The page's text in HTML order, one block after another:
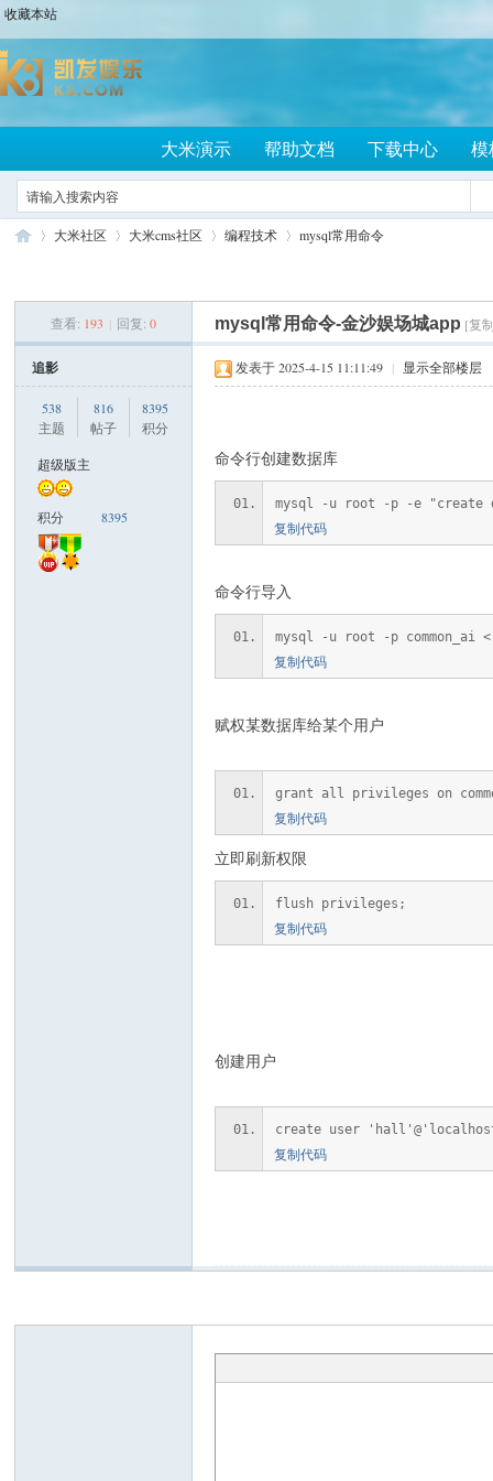
收藏本站
大米演示 帮助文档 下载中心 模
大米社区 大米cms社区 编程技术
›
mysql常用命令
查看: 193 回复: 0 mysql常用命令-金沙娱场城app [复
追影
538
主题
816
帖子
8395
积分
超级版主
积分 8395
发表于 2025-4-15 11:11:49 | 显示全部楼层
命令行创建数据库
mysql -u root -p -e "create
复制代码
命令行导入
mysql -u root -p common_ai
复制代码
赋权某数据库给某个用户
grant all privileges on
复制代码
立即刷新权限
flush privileges;
复制代码
创建用户
create user
复制代码